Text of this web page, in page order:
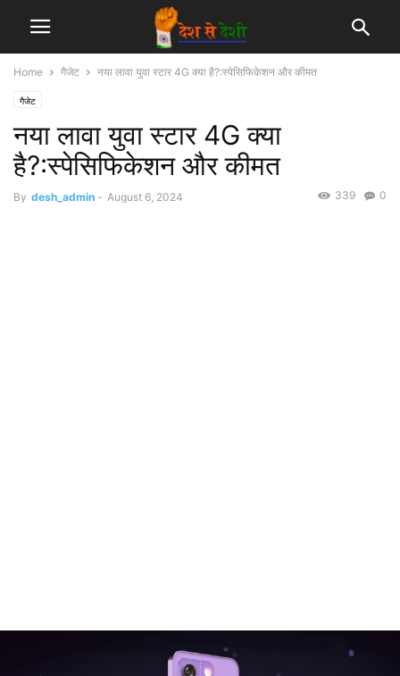
Home गैजेट नया लावा युवा स्टार 4G क्या है?:स्पेसिफिकेशन और कीमत
गैजेट
नया लावा युवा स्टार 4G क्या
है?:स्पेसिफिकेशन और कीमत
By desh_admin - August 6, 2024 0
339